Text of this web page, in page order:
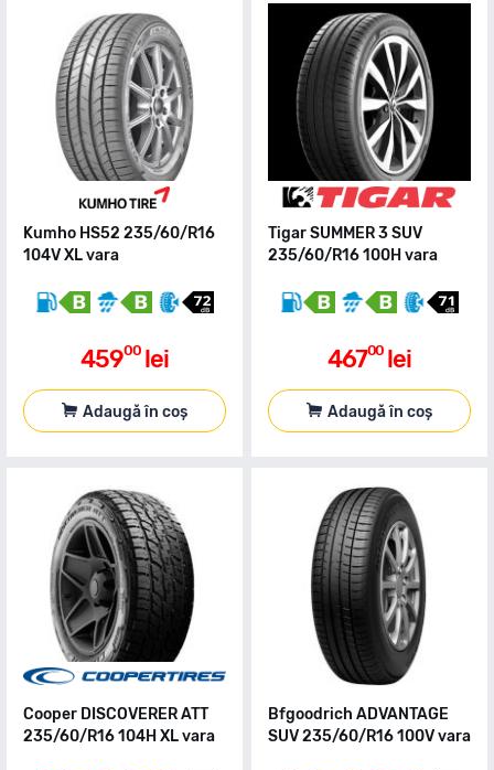
Kumho HS52 235/60/R16
104V XL vara
45900 lei
Adaugă în coș
Tigar SUMMER 3 SUV
235/60/R16 100H vara
46700 lei
Adaugă în coș
Cooper DISCOVERER ATT
235/60/R16 104H XL vara
Bfgoodrich ADVANTAGE
SUV 235/60/R16 100V vara